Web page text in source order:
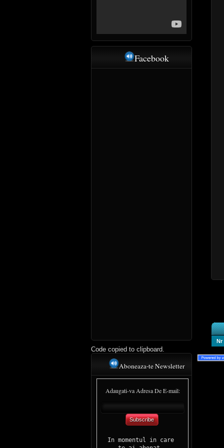
Facebook
Code copied to clipboard.
Aboneaza-te Newsletter
Adaugati-va Adresa De E-mail:
Subscribe
In momentul in care
Nr